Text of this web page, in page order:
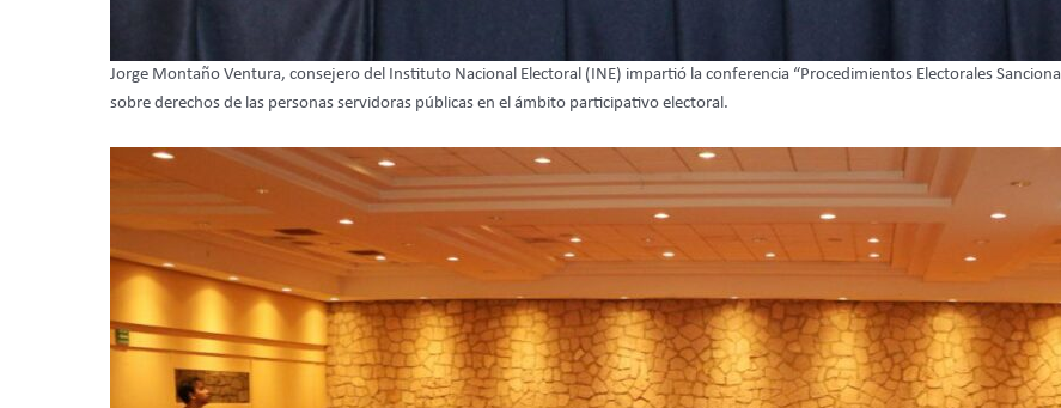
Jorge Montaño Ventura, consejero del Instituto Nacional Electoral (INE) impartió la conferencia “Procedimientos Electorales
sobre derechos de las personas servidoras públicas en el ámbito participativo electoral.